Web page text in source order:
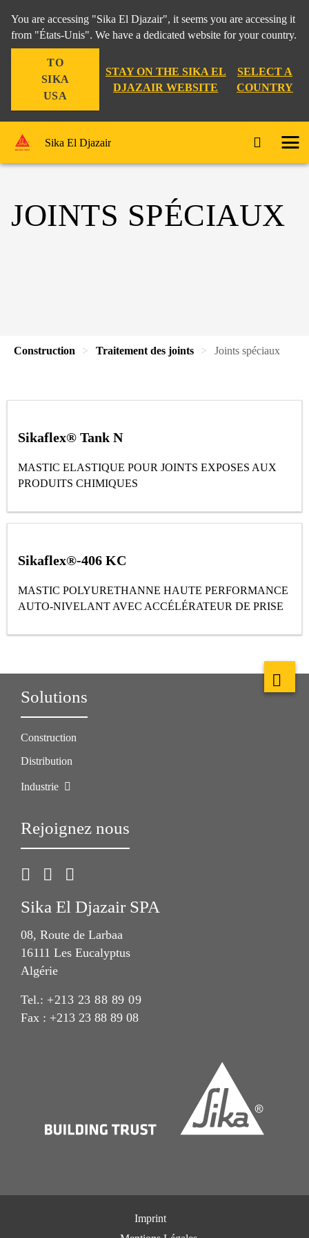
You are accessing "Sika El Djazair", it seems you are accessing it
from "États-Unis". We have a dedicated website for your country.
TO
SIKA
USA
STAY ON THE SIKA EL
DJAZAIR WEBSITE
SELECT A
COUNTRY
Sika El Djazair
JOINTS SPÉCIAUX
Construction Traitement des joints Joints spéciaux
Sikaflex® Tank N
MASTIC ELASTIQUE POUR JOINTS EXPOSES AUX
PRODUITS CHIMIQUES
Sikaflex®-406 KC
MASTIC POLYURETHANNE HAUTE PERFORMANCE
AUTO-NIVELANT AVEC ACCÉLÉRATEUR DE PRISE
Solutions
Construction
Distribution
Industrie
Rejoignez nous
Sika El Djazair SPA
08, Route de Larbaa
16111 Les Eucalyptus
Algérie
Tel.: +213 23 88 89 09
Fax : +213 23 88 89 08
Imprint